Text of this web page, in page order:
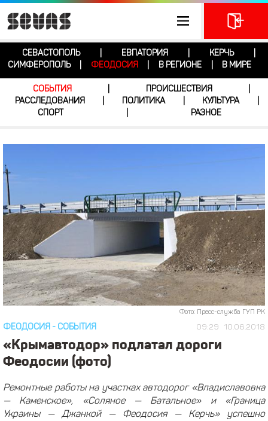
СЕВАСТОПОЛЬ ЕВПАТОРИЯ КЕРЧЬ
СИМФЕРОПОЛЬ
ФЕОДОСИЯ В РЕГИОНЕ В МИРЕ
СОБЫТИЯ ПРОИСШЕСТВИЯ
РАССЛЕДОВАНИЯ
ПОЛИТИКА КУЛЬТУРА
СПОРТ
РАЗНОЕ
Фото: Пресс-служба ГУП РК
09:29 10.06.2018
ФЕОДОСИЯ - СОБЫТИЯ
«Крымавтодор» подлатал дороги
Феодосии (фото)
Ремонтные работы на участках автодорог «Владиславовка
— Каменское», «Соляное — Батальное» и «Граница
Украины — Джанкой — Феодосия — Керчь» успешно